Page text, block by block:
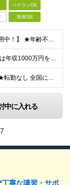
ベテランOK
面接1回
【すぐに働きたい方も積極採用中！】 ★年齢不問…40代50代を中心に幅広い年齢層の方が活躍中です ★金融・保険業界の知識がある方 ★学歴不問 ≪異業種出身の未経験者も活躍しています≫ 調査員の半数以
＼高収入の実績あり／ なかには年収1000万円を超える方もいらっしゃいます！ 【完全出来高報酬制】 ★仕事に慣れるまで収入をサポート 1か月目：報酬が通常の2倍 2か月目：報酬が通常の1.5倍 ※災
≪全国募集≫★原則直行直帰★転勤なし 全国に55の拠点を展開していますので、現在お住いの地域で働けます。また、原則直行直帰で調査を行い、レポート作成はご自宅にて行うことができるため、自分のペースで働け
中に入れる
寧な講習・サポ